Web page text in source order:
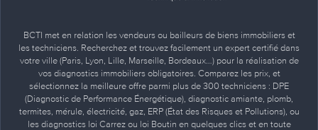
BCTI met en relation les vendeurs ou bailleurs de biens immobiliers et
les techniciens. Recherchez et trouvez facilement un expert certifié dans
votre ville (Paris, Lyon, Lille, Marseille, Bordeaux…) pour la réalisation de
vos diagnostics immobiliers obligatoires. Comparez les prix, et
sélectionnez la meilleure offre parmi plus de 300 techniciens : DPE
(Diagnostic de Performance Énergétique), diagnostic amiante, plomb,
termites, mérule, électricité, gaz, ERP (État des Risques et Pollutions), ou
les diagnostics loi Carrez ou loi Boutin en quelques clics et en toute